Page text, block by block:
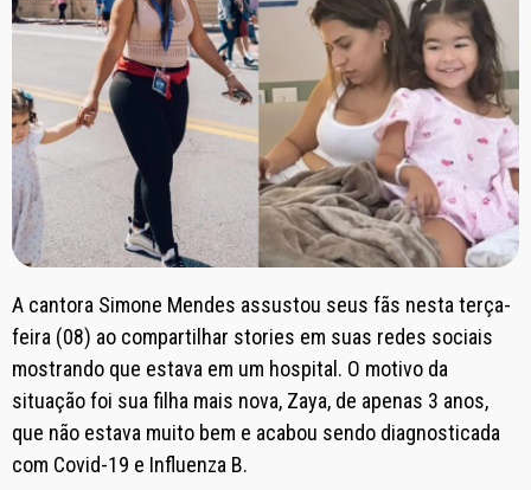
A cantora Simone Mendes assustou seus fãs nesta terça-
feira (08) ao compartilhar stories em suas redes sociais
mostrando que estava em um hospital. O motivo da
situação foi sua filha mais nova, Zaya, de apenas 3 anos,
que não estava muito bem e acabou sendo diagnosticada
com Covid-19 e Influenza B.